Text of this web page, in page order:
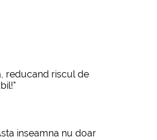
reducand riscul de
inseamna nu doar